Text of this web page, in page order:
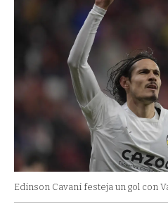
Edinson Cavani festeja un gol con